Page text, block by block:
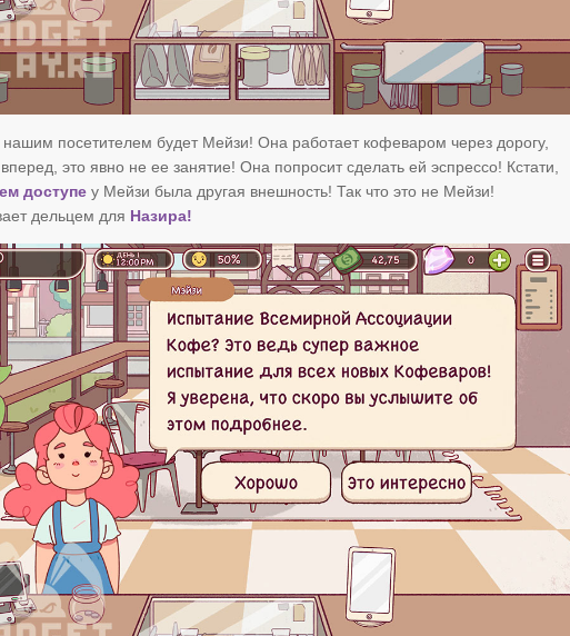
посетителем будет Мейзи! Она работает кофеваром через дорогу,
это явно не ее занятие! Она попросит сделать ей эспрессо! Кстати,
доступе у Мейзи была другая внешность! Так что это не Мейзи!
дельцем для Назира!